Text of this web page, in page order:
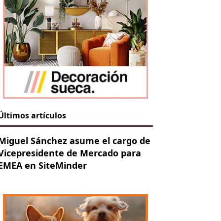
artículos
Sánchez asume el cargo de
de Mercado para
en SiteMinder